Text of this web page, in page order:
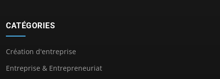
CATÉGORIES
Création d'entreprise
Entreprise & Entrepreneuriat